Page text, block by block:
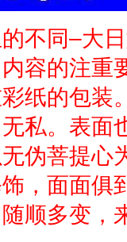
不同–大
容的注重
纸的包装
私。表面
伪菩提心
，面面俱
顺多变，